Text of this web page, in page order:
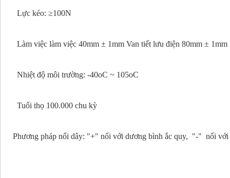
Lực kéo: ≥100N
Làm việc làm việc 40mm ± 1mm ​​Van tiết lưu điện 80mm ± 1mm
Nhiệt độ môi trường: -40oC ~ 105oC
Tuổi thọ 100.000 chu kỳ
Phương pháp nối dây: "+" nối với dương bình ắc quy, "-" nối